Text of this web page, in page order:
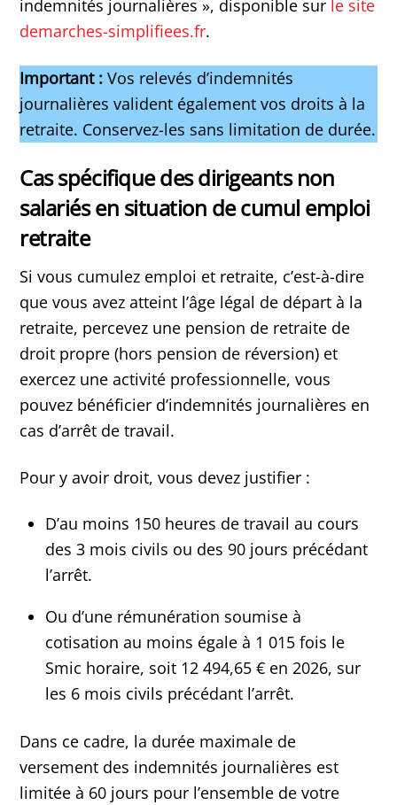
indemnités journalières », disponible sur le site
demarches-simplifiees.fr.
Important : Vos relevés d’indemnités
journalières valident également vos droits à la
retraite. Conservez-les sans limitation de durée.
Cas spécifique des dirigeants non
salariés en situation de cumul emploi
retraite
Si vous cumulez emploi et retraite, c’est-à-dire
que vous avez atteint l’âge légal de départ à la
retraite, percevez une pension de retraite de
droit propre (hors pension de réversion) et
exercez une activité professionnelle, vous
pouvez bénéficier d’indemnités journalières en
cas d’arrêt de travail.
Pour y avoir droit, vous devez justifier :
D’au moins 150 heures de travail au cours
des 3 mois civils ou des 90 jours précédant
l’arrêt.
Ou d’une rémunération soumise à
cotisation au moins égale à 1 015 fois le
Smic horaire, soit 12 494,65 € en 2026, sur
les 6 mois civils précédant l’arrêt.
Dans ce cadre, la durée maximale de
versement des indemnités journalières est
limitée à 60 jours pour l’ensemble de votre